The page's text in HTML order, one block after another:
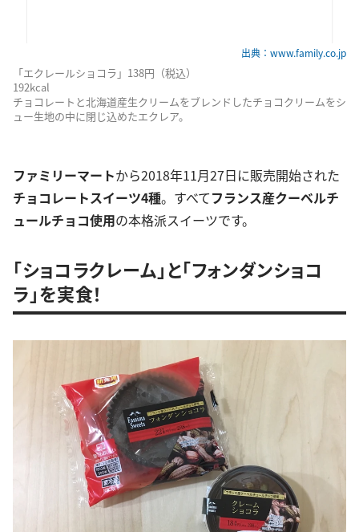
出典：www.family.co.jp
「エクレールショコラ」138円（税込）
192kcal
チョコレートと北海道産生クリームをブレンドしたチョコクリームをシ
ュー生地の中に閉じ込めたエクレア。
ファミリーマートから2018年11月27日に販売開始された
チョコレートスイーツ4種。すべてフランス産クーベルチ
ュールチョコ使用の本格派スイーツです。
「ショコラクレーム」と「フォンダンショコ
ラ」を実食！